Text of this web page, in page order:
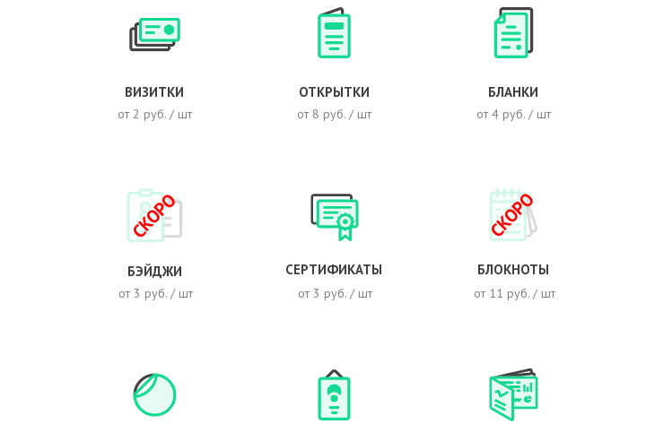
от 3 руб. / шт
БЭЙДЖИ
от 3 руб. / шт
СЕРТИФИКАТЫ
от 11 руб. / шт
БЛОКНОТЫ
от 4 руб. / шт
БЛАНКИ
от 8 руб. / шт
ОТКРЫТКИ
от 2 руб. / шт
ВИЗИТКИ
СКОРО СКОРО